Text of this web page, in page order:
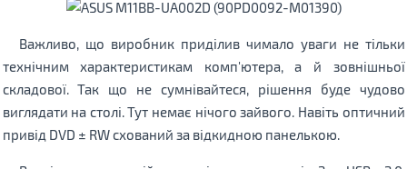
Важливо, що виробник приділив чимало уваги не тільки
технічним характеристикам комп'ютера, а й зовнішньої
складової. Так що не сумнівайтеся, рішення буде чудово
виглядати на столі. Тут немає нічого зайвого. Навіть оптичний
привід DVD ± RW схований за відкидною панелькою.